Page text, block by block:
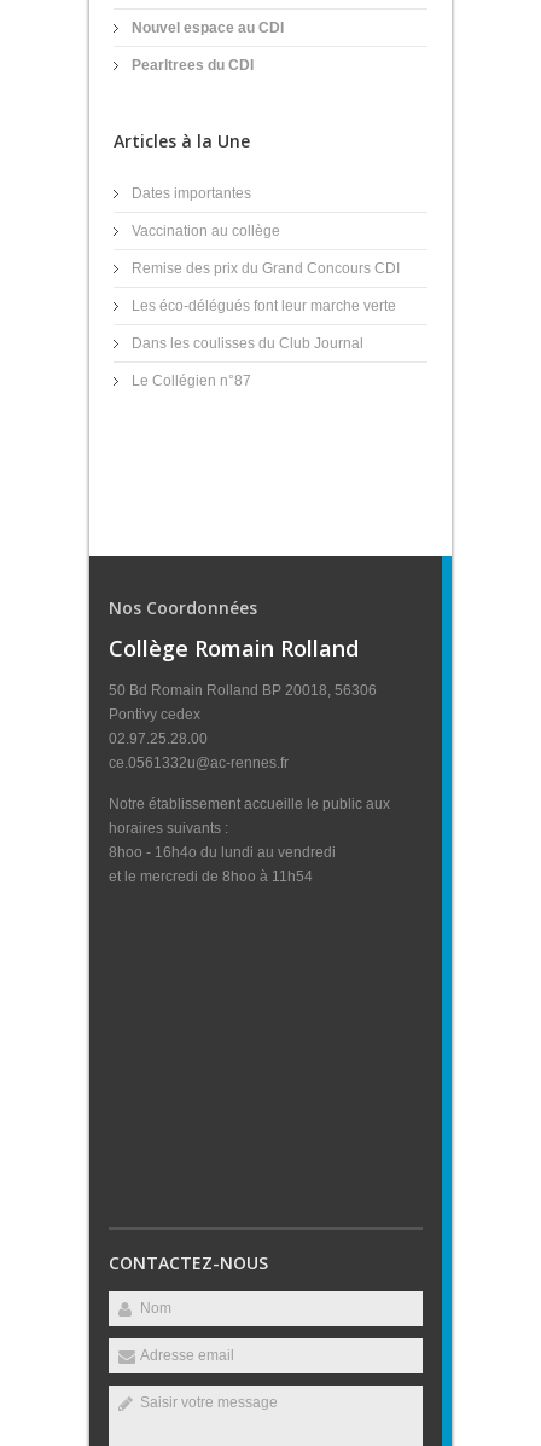
Nouvel espace au CDI
Pearltrees du CDI
Articles à la Une
Dates importantes
Vaccination au collège
Remise des prix du Grand Concours CDI
Les éco-délégués font leur marche verte
Dans les coulisses du Club Journal
Le Collégien n°87
Nos Coordonnées
Collège Romain Rolland
50 Bd Romain Rolland BP 20018, 56306
Pontivy cedex
02.97.25.28.00
ce.0561332u@ac-rennes.fr
Notre établissement accueille le public aux
horaires suivants :
8hoo - 16h4o du lundi au vendredi
et le mercredi de 8hoo à 11h54
CONTACTEZ-NOUS